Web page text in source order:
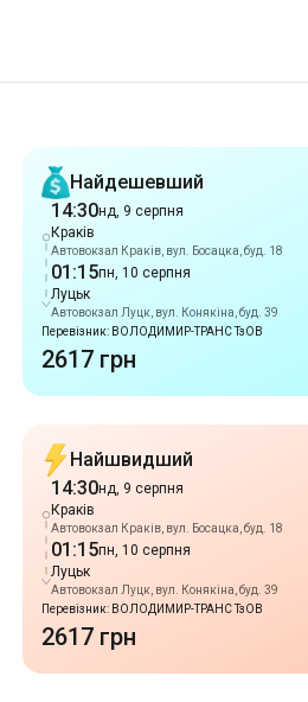
Найдешевший
14:30нд, 9 серпня
Краків
Автовокзал Краків, вул. Босацка, буд. 18
01:15пн, 10 серпня
Луцьк
Автовокзал Луцк, вул. Конякіна, буд. 39
Перевізник: ВОЛОДИМИР-ТРАНС ТзОВ
2617 грн
Найшвидший
14:30нд, 9 серпня
Краків
Автовокзал Краків, вул. Босацка, буд. 18
01:15пн, 10 серпня
Луцьк
Автовокзал Луцк, вул. Конякіна, буд. 39
Перевізник: ВОЛОДИМИР-ТРАНС ТзОВ
2617 грн